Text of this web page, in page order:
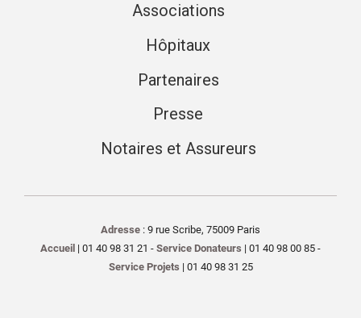
Associations
Hôpitaux
Partenaires
Presse
Notaires et Assureurs
Adresse : 9 rue Scribe, 75009 Paris
Accueil | 01 40 98 31 21 - Service Donateurs | 01 40 98 00 85 -
Service Projets | 01 40 98 31 25